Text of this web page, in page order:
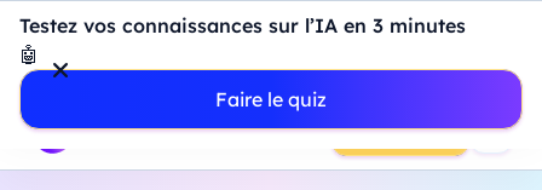
Testez vos connaissances sur l’IA en 3 minutes
🤖
Faire le quiz
Introduction à Power BI : construisez votre premier
dashboard de A à Z
- Mardi 11 Août
18h00
Professionnels
Étudiants Parents Entreprises
Prendre RDV